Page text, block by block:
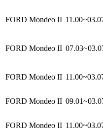
FORD Mondeo II
FORD Mondeo II
FORD Mondeo II
FORD Mondeo II
FORD Mondeo II